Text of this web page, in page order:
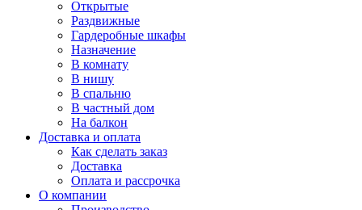
Открытые
Раздвижные
Гардеробные шкафы
Назначение
В комнату
В нишу
В спальню
В частный дом
На балкон
Доставка и оплата
Как сделать заказ
Доставка
Оплата и рассрочка
О компании